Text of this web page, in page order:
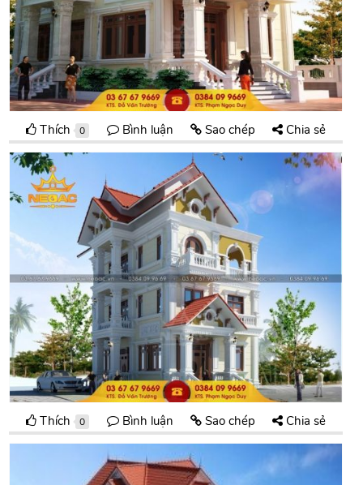
Thích 0 Bình luận Sao chép Chia sẻ
Thích 0 Bình luận Sao chép Chia sẻ